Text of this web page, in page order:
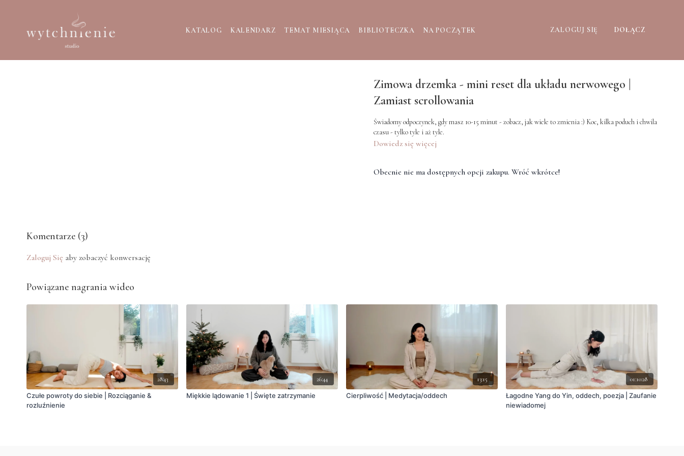
KATALOG KALENDARZ TEMAT MIESIĄCA BIBLIOTECZKA NA POCZĄTEK ZALOGUJ SIĘ DOŁĄCZ
Zimowa drzemka - mini reset dla układu nerwowego |
Zamiast scrollowania
Świadomy odpoczynek, gdy masz 10-15 minut - zobacz, jak wiele to zmienia :) Koc, kilka poduch i chwila
czasu - tylko tyle i aż tyle.
Dowiedz się więcej
Obecnie nie ma dostępnych opcji zakupu. Wróć wkrótce!
Komentarze (3)
Zaloguj Się aby zobaczyć konwersację
Powiązane nagrania wideo
28:43
Czułe powroty do siebie | Rozciąganie &
rozluźnienie
26:44
Miękkie lądowanie 1 | Święte zatrzymanie
13:15
Cierpliwość | Medytacja/oddech
01:10:28
Łagodne Yang do Yin, oddech, poezja | Zaufanie
niewiadomej